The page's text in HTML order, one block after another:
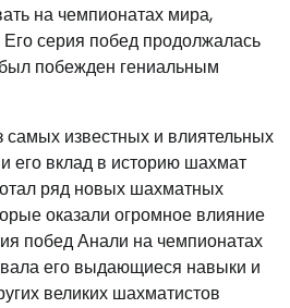
на чемпионатах мира,
серия побед продолжалась
побежден гениальным
самых известных и влиятельных
его вклад в историю шахмат
ряд новых шахматных
оказали огромное влияние
побед Анали на чемпионатах
его выдающиеся навыки и
великих шахматистов